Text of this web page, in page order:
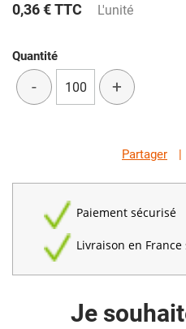
0,36 €TTC L'unité
Quantité
- +
Partager |
Paiement sécurisé
Livraison en France
Je